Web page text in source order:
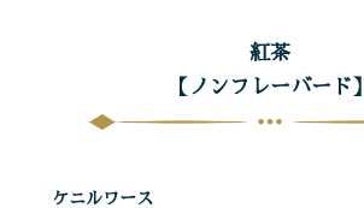
紅茶
【ノンフレーバード】
ケニルワース